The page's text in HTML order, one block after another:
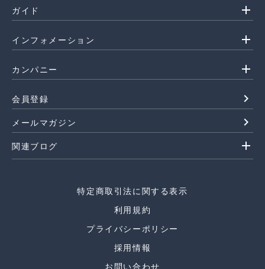
ガイド add
インフォメーション add
カンパニー add
会員登録 navigate_next
メールマガジン navigate_next
関連ブログ add
特定商取引法に関する表示
利用規約
プライバシーポリシー
採用情報
お問い合わせ